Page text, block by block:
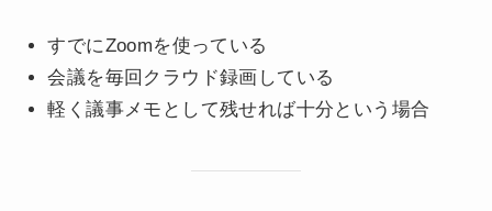
すでにZoomを使っている
会議を毎回クラウド録画している
軽く議事メモとして残せれば十分という場合